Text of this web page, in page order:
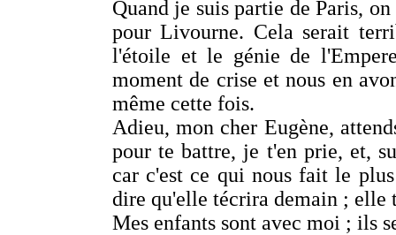
Quand je suis partie de Paris,
pour Livourne. Cela serait
l'étoile et le génie de
moment de crise et nous en
même cette fois.
Adieu, mon cher Eugène,
pour te battre, je t'en prie, et,
car c'est ce qui nous fait le
dire qu'elle técrira demain ; elle
Mes enfants sont avec moi ; ils